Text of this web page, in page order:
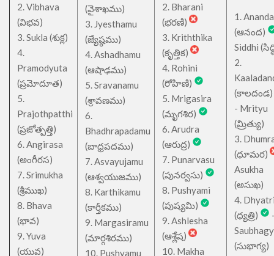
2. Vibhava
(విభవ)
3. Sukla (శుక్ల)
4.
Pramodyuta
(ప్రమోదూత)
5.
Prajothpatthi
(ప్రజోత్పత్తి)
6. Angirasa
(అంగీరస)
7. Srimukha
(శ్రీముఖ)
8. Bhava
(భావ)
9. Yuva
(యువ)
(వైశాఖము)
3. Jyesthamu
(జ్యేష్ఠము)
4. Ashadhamu
(ఆషాఢము)
5. Sravanamu
(శ్రావణము)
6.
Bhadhrapadamu
(బాధ్రపదము)
7. Asvayujamu
(ఆశ్వయుజము)
8. Karthikamu
(కార్తీకము)
9. Margasiramu
(మార్గశిరము)
10. Pushyamu
2. Bharani
(భరణి)
3. Kriththika
(కృత్తిక)
4. Rohini
(రోహిణి)
5. Mrigasira
(మృగశిర)
6. Arudra
(ఆరుద్ర)
7. Punarvasu
(పునర్వసు)
8. Pushyami
(పుష్యమి)
9. Ashlesha
(ఆశ్లేష)
10. Makha
1. Ananda
(ఆనంద)
Siddhi
2.
(కాలదండ)
- Mrityu
(మ్రిత్యు)
3.
(ధూమర)
Asukha
(అసుఖ)
4.
(ధ్యత్రి)
(సుభాగ్య)